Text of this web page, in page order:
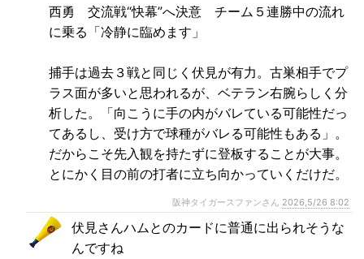
西勇 交流戦“快幕”へ決意 チーム５連勝中の流れ
に乗る「冷静に臨めます」
捕手は過去３戦と同じく伏見が有力。古巣相手でプ
ラス面が多いと思われるが、ベテラン右腕らしく分
析した。「向こうに手の内がバレている可能性だっ
てあるし、受け方で球種がバレる可能性もある」。
だからこそ先入観を持たずに登板することが大事。
とにかく目の前の打者に立ち向かっていくだけだ。
阪神タイガースファンさん 2026,5/26 8:02
伏見さんハムとのカードに普通に出られそうな
んですね